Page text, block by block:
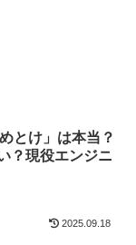
とけ」は本当？
？現役エンジニ
2025.09.18